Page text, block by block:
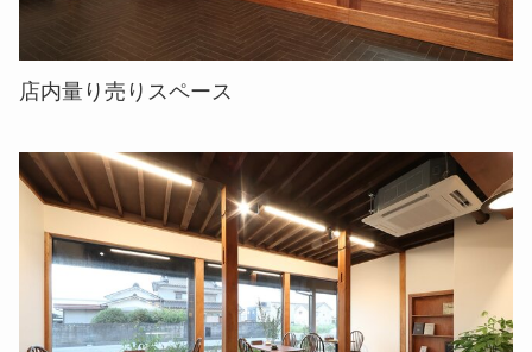
店内量り売りスペース